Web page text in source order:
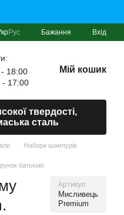
Рус Бажання Вхід
18:00
17:00
Мій кошик
твердості,
сталь
Набори шампурів
батькові
Артикул
Мисливець
Premium